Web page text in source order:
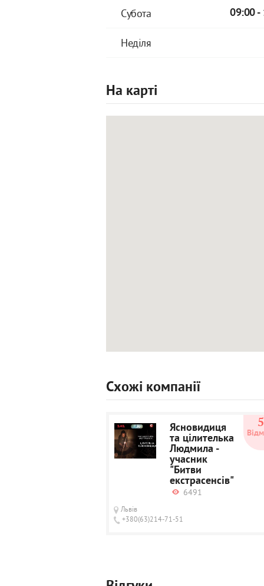
Субота 09:00 -
Неділя
На карті
Схожі компанії
Ясновидиця
та цілителька
Людмила -
учасник
"Битви
екстрасенсів"
6491
Львів
+380(63)214-71-51
5